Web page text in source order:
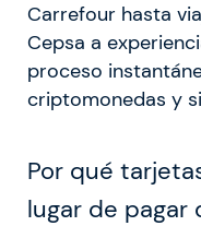
Carrefour hasta
Cepsa a
proceso
criptomonedas y
Por qué
lugar de